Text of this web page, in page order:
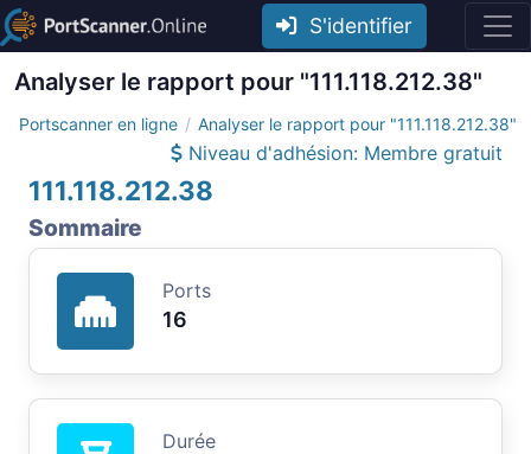
S'identifier
Analyser le rapport pour "111.118.212.38"
Portscanner en ligne Analyser le rapport pour "111.118.212.38"
Niveau d'adhésion: Membre gratuit
111.118.212.38
Sommaire
Ports
16
Durée